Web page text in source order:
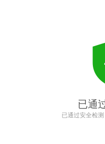
已通
已通过安全检